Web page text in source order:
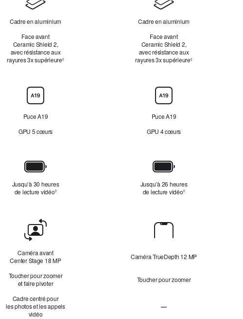
Cadre en aluminium
Face avant
Ceramic Shield 2,
avec résistance aux
rayures 3x supérieure◊Renvoi aux mentions légales
Cadre en aluminium
Face avant
Ceramic Shield 2,
avec résistance aux
rayures 3x supérieure◊Renvoi aux
Puce A19
GPU 5 cœurs
Puce A19
GPU 4 cœurs
Jusqu’à 30 heures
de lecture vidéo◊Renvoi aux mentions légales
Jusqu’à 26 heures
de lecture vidéo◊Renvoi aux mentions
Caméra avant
Center Stage 18 MP
Toucher pour zoomer
et faire pivoter
Cadre centré pour
les photos et les appels
vidéo
Caméra TrueDepth 12 MP
Toucher pour zoomer
—